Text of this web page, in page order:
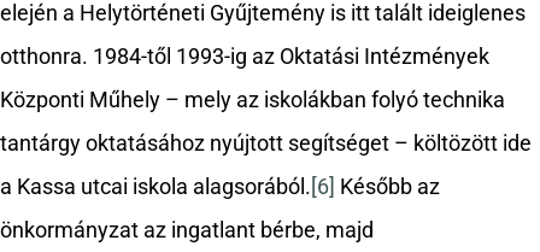
elején a Helytörténeti Gyűjtemény is itt talált ideiglenes
otthonra. 1984-től 1993-ig az Oktatási Intézmények
Központi Műhely – mely az iskolákban folyó technika
tantárgy oktatásához nyújtott segítséget – költözött ide
a Kassa utcai iskola alagsorából. [6] Később az
önkormányzat az ingatlant bérbe, majd